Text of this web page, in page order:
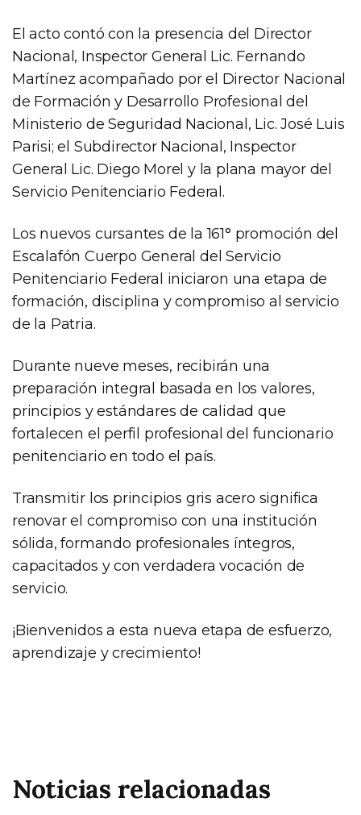
El acto contó con la presencia del Director
Nacional, Inspector General Lic. Fernando
Martínez acompañado por el Director Nacional
de Formación y Desarrollo Profesional del
Ministerio de Seguridad Nacional, Lic. José Luis
Parisi; el Subdirector Nacional, Inspector
General Lic. Diego Morel y la plana mayor del
Servicio Penitenciario Federal.
Los nuevos cursantes de la 161° promoción del
Escalafón Cuerpo General del Servicio
Penitenciario Federal iniciaron una etapa de
formación, disciplina y compromiso al servicio
de la Patria.
Durante nueve meses, recibirán una
preparación integral basada en los valores,
principios y estándares de calidad que
fortalecen el perfil profesional del funcionario
penitenciario en todo el país.
Transmitir los principios gris acero significa
renovar el compromiso con una institución
sólida, formando profesionales íntegros,
capacitados y con verdadera vocación de
servicio.
¡Bienvenidos a esta nueva etapa de esfuerzo,
aprendizaje y crecimiento!
Noticias relacionadas